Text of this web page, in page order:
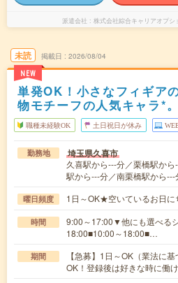
派遣会社 株式会社綜合キャリアオプ
未読
NEW
掲載日 2026/08/04
単発OK！小さなフィギア
物モチーフの人気キャラ*
職種未経験OK 土日祝日が休み
勤務地 埼玉県久喜市
久喜駅から---分／栗橋駅か
駅から---分／南栗橋駅から---
曜日頻度 1日～OK★空いているお日に
時間
9:00～17:00▼他にも選べる
18:00■10:00～18:00■…
期間
【急募】1日～OK（業法に
OK！登録後は好きな時に働